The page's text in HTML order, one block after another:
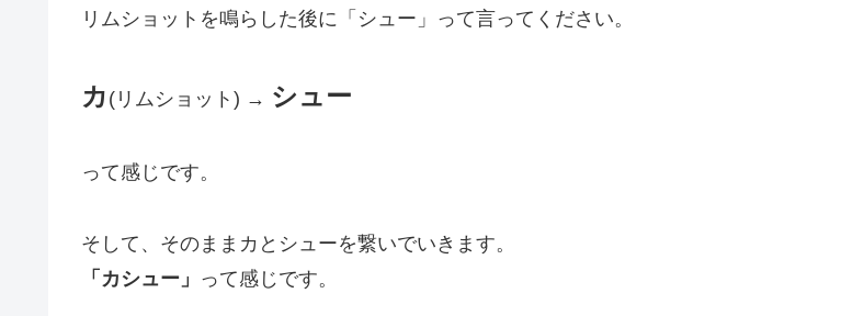
リムショットを鳴らした後に「シュー」って言ってください。
カ (リムショット) → シュー
って感じです。
そして、そのままカとシューを繋いでいきます。
「カシュー」 って感じです。